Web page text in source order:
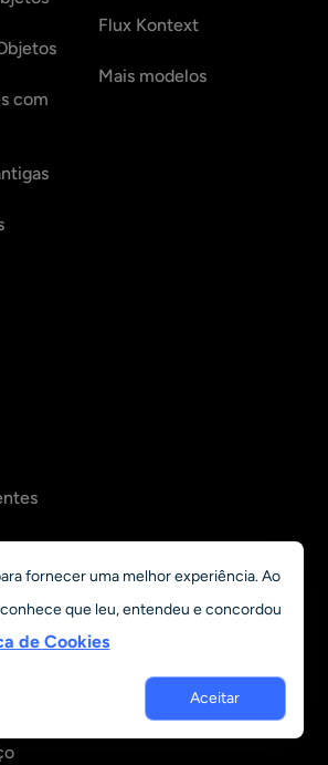
com
Flux Kontext
Mais modelos
fornecer uma melhor experiência. Ao
que leu, entendeu e concordou
de Cookies
Aceitar